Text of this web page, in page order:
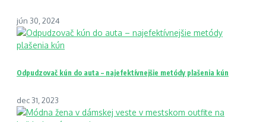
jún 30, 2024
Odpudzovač kún do auta – najefektívnejšie metódy plašenia kún
dec 31, 2023